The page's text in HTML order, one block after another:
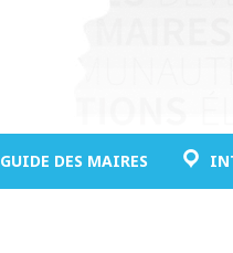
GUIDE DES MAIRES